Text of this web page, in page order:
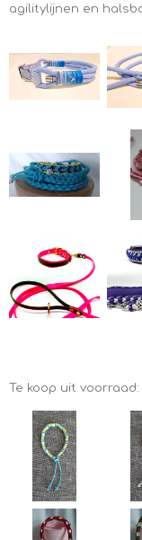
agilitylijnen en
Te koop uit